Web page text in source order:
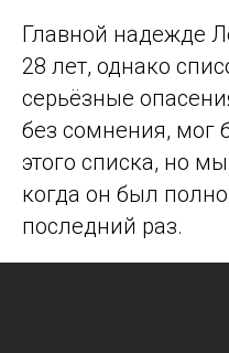
Главной надежде
28 лет, однако
серьёзные
без сомнения, мог
этого списка, но
когда он был
последний раз.